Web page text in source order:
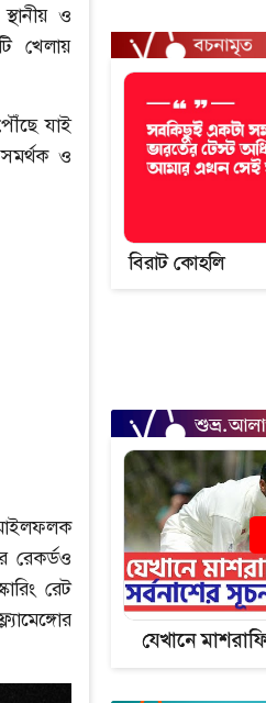
ও
খেলায়
যাই
ও
রেকর্ডও
রেট
বিরাট কোহলি
যেখানে